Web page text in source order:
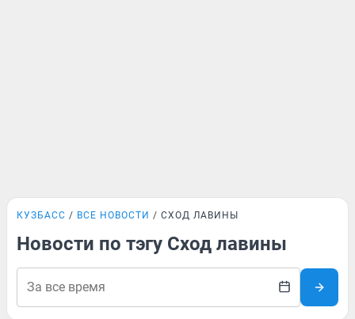
КУЗБАСС ВСЕ НОВОСТИ СХОД ЛАВИНЫ
Новости по тэгу Сход лавины